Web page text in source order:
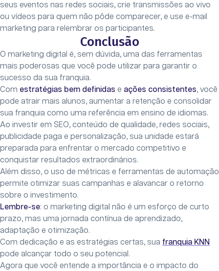
seus eventos nas redes sociais, crie transmissões ao vivo
ou vídeos para quem não pôde comparecer, e use e-mail
marketing para relembrar os participantes.
Conclusão
O marketing digital é, sem dúvida, uma das ferramentas
mais poderosas que você pode utilizar para garantir o
sucesso da sua franquia.
Com estratégias bem definidas e ações consistentes, você
pode atrair mais alunos, aumentar a retenção e consolidar
sua franquia como uma referência em ensino de idiomas.
Ao investir em SEO, conteúdo de qualidade, redes sociais,
publicidade paga e personalização, sua unidade estará
preparada para enfrentar o mercado competitivo e
conquistar resultados extraordinários.
Além disso, o uso de métricas e ferramentas de automação
permite otimizar suas campanhas e alavancar o retorno
sobre o investimento.
Lembre-se: o marketing digital não é um esforço de curto
prazo, mas uma jornada contínua de aprendizado,
adaptação e otimização.
Com dedicação e as estratégias certas, sua franquia KNN
pode alcançar todo o seu potencial.
Agora que você entende a importância e o impacto do